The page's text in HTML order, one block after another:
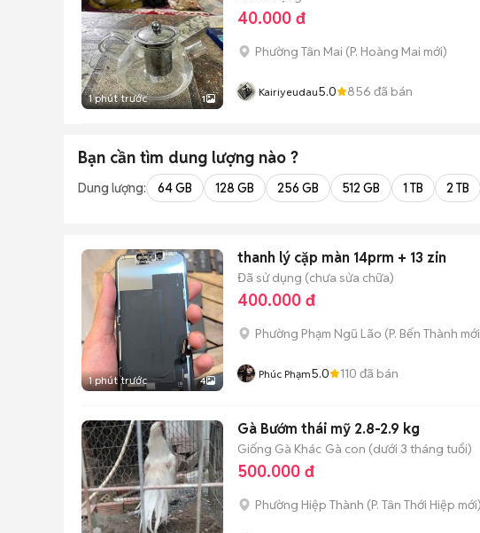
1 phút trước 1
40.000 đ
Phường Tân Mai (P. Hoàng Mai mới)
Kairiyeudau5.0 856 đã bán
Bạn cần tìm dung lượng nào ?
Dung lượng: 64 GB 128 GB 256 GB 512 GB 1 TB 2 TB
1 phút trước 4
thanh lý cặp màn 14prm + 13 zin
Đã sử dụng (chưa sửa chữa)
400.000 đ
Phường Phạm Ngũ Lão (P. Bến Thành
Phúc Phạm5.0 110 đã bán
Gà Bướm thái mỹ 2.8-2.9 kg
Giống Gà Khác Gà con (dưới 3 tháng tuổi)
500.000 đ
Phường Hiệp Thành (P. Tân Thới Hiệp mới)